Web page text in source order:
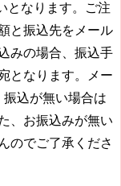
となります。ご注
と振込先をメール
みの場合、振込手
となります。メー
込が無い場合は
、お振込みが無い
のでご了承くださ